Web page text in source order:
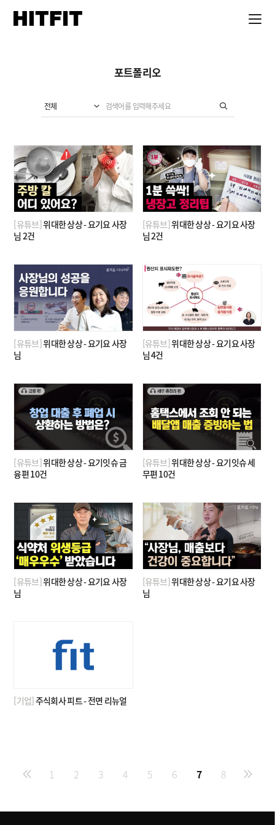
포트폴리오
전체
[유튜브]위대한 상상 - 요기요 사장
님 2건
[유튜브]위대한 상상 - 요기요 사장
님 2건
[유튜브]위대한 상상 - 요기요 사장
님
[유튜브]위대한 상상 - 요기요 사장
님 4건
[유튜브]위대한 상상 - 요기잇슈 금
융편 10건
[유튜브]위대한 상상 - 요기잇슈 세
무편 10건
[유튜브]위대한 상상 - 요기요 사장
님
[유튜브]위대한 상상 - 요기요 사장
님
[기업] 주식회사 피트 - 전면 리뉴얼
1 2 3 4 5 6 7 8